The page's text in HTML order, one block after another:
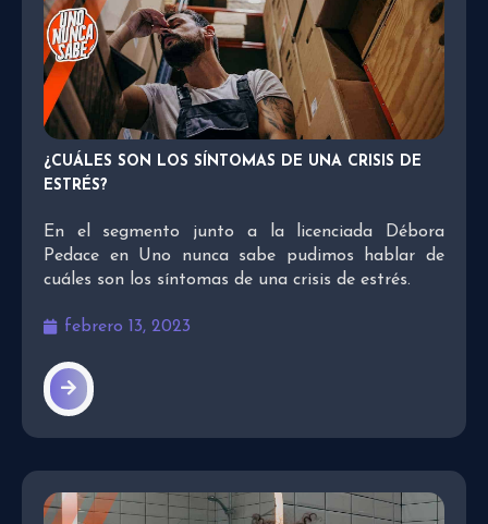
¿CUÁLES SON LOS SÍNTOMAS DE UNA CRISIS DE
ESTRÉS?
En el segmento junto a la licenciada Débora
Pedace en Uno nunca sabe pudimos hablar de
cuáles son los síntomas de una crisis de estrés.
febrero 13, 2023